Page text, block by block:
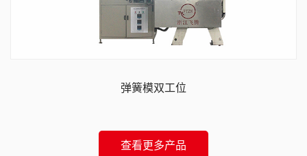
弹簧模双工位
查看更多产品